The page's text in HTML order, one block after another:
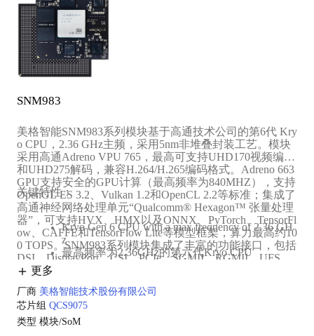
SNM983
美格智能SNM983系列模块基于高通技术公司的第6代 Kry
o CPU，2.36 GHz主频，采用5nm非堆叠封装工艺。模块
采用高通Adreno VPU 765，最高可支持UHD170视频编码
和UHD275解码，兼容H.264/H.265编码格式。Adreno 663
GPU支持安全的GPU计算（最高频率为840MHZ），支持
OpenGL ES 3.2、Vulkan 1.2和OpenCL 2.2等标准；集成了
高通神经网络处理单元“Qualcomm® Hexagon™ 张量处理
器”，可支持HVX、HMX以及ONNX、PyTorch、TensorFl
ow、CAFFE和TensorFlow Lite等模型框架，算力最高约10
0 TOPS。SNM983系列模块集成了丰富的功能接口，包括
DSI、DisplayPort、CSI、PCIe、SGMII、RGMII、UFS、
USB、I2C、UART、SPI等。产品可广泛应用于AI BO
X、视频会议系统、VR摄像头、智能机器人、智能信息
采集设备、直播终端等。
关键特性：
Kryo Gen 6 CPU with a max frequency of 2.36 GH
z
最高频率为2.36GHz的第六代Kryo CPU‌
Support 10*4K screen display
支持‌10路4K显示输出‌
Support 4*4-lane MIPI-CSI interfaces
支持‌4组四通道MIPI-CSI接口‌
更多
厂商 美格智能技术股份有限公司
芯片组 QCS9075
类型 模块/SoM